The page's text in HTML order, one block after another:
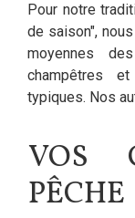
Pour notre
de saison",
moyennes
champêtres
typiques. Nos
VOS
PÊCHE